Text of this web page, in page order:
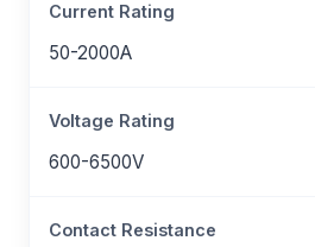
Current Rating
50-2000A
Voltage Rating
600-6500V
Contact Resistance